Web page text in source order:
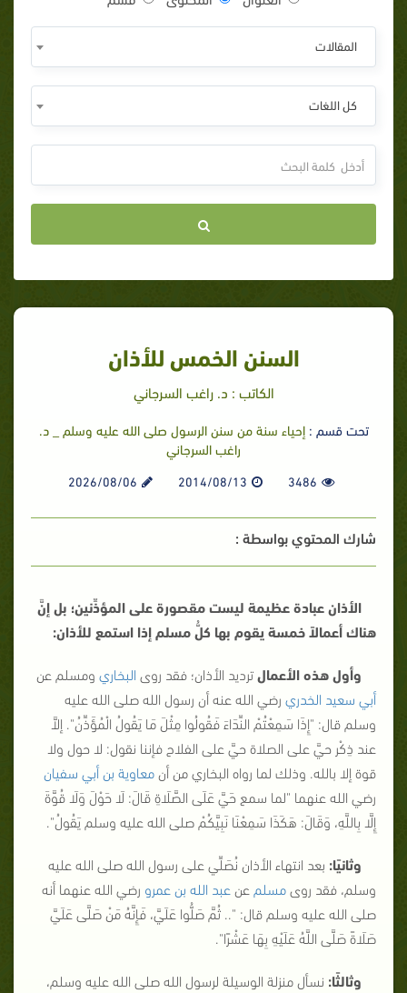
المقالات
كل اللغات
السنن الخمس للأذان
الكاتب : د. راغب السرجاني
تحت قسم :إحياء سنة من سنن الرسول صلى الله عليه وسلم _ د.
راغب السرجاني
3486
2014/08/13
2026/08/06
شارك المحتوي بواسطة :
الأذان عبادة عظيمة ليست مقصورة على المؤذِّنين؛ بل إنَّ
هناك أعمالاً خمسة يقوم بها كلُّ مسلم إذا استمع للأذان:
وأول هذه الأعمالترديد الأذان؛ فقد روى البخاري ومسلم عن
أبي سعيد الخدري رضي الله عنه أن رسول الله صلى الله عليه
وسلم قال: "إِذَا سَمِعْتُمْ النِّدَاءَ فَقُولُوا مِثْلَ مَا يَقُولُ الْمُؤَذِّنُ". إلاَّ
عند ذِكْر حيَّ على الصلاة حيَّ على الفلاح فإننا نقول: لا حول ولا
قوة إلا بالله. وذلك لما رواه البخاري من أن معاوية بن أبي سفيان
رضي الله عنهما "لما سمع حَيَّ عَلَى الصَّلَاةِ قَالَ: لَا حَوْلَ وَلَا قُوَّةَ
إِلَّا بِاللَّهِ، وَقَالَ: هَكَذَا سَمِعْنَا نَبِيَّكُمْ صلى الله عليه وسلم يَقُولُ".
وثانيًا: بعد انتهاء الأذان نُصَلِّي على رسول الله صلى الله عليه
وسلم، فقد روىمسلم عن عبد الله بن عمرو رضي الله عنهما أنه
صلى الله عليه وسلم قال: ".. ثُمَّ صَلُّوا عَلَيَّ، فَإِنَّهُ مَنْ صَلَّى عَلَيَّ
صَلَاةً صَلَّى اللَّهُ عَلَيْهِ بِهَا عَشْرًا".
وثالثًا: نسأل منزلة الوسيلة لرسول الله صلى الله عليه وسلم،